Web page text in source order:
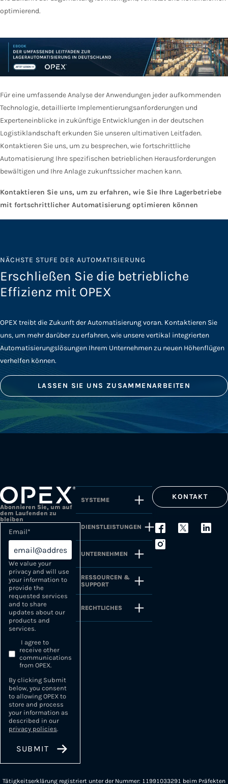
optimierend.
Für eine umfassende Analyse der Anwendungen jeder aufkommenden
Technologie, detaillierte Implementierungsanforderungen und
Experteneinblicke in zukünftige Entwicklungen in der deutschen
Logistiklandschaft erkunden Sie unseren ultimativen Leitfaden.
Kontaktieren Sie uns, um zu besprechen, wie fortschrittliche
Automatisierung Ihre spezifischen betrieblichen Herausforderungen
bewältigen und Ihre Anlage zukunftssicher machen kann.
Kontaktieren Sie uns, um zu erfahren, wie Sie Ihre Lagerbetriebe
mit fortschrittlicher Automatisierung optimieren können
NÄCHSTE STUFE DER AUTOMATISIERUNG
Erschließen Sie die betriebliche
Effizienz mit OPEX
OPEX treibt die Zukunft der Automatisierung voran. Kontaktieren Sie
uns, um mehr darüber zu erfahren, wie unsere vertikal integrierten
Automatisierungslösungen Ihrem Unternehmen zu neuen Höhenflügen
verhelfen können.
LASSEN SIE UNS ZUSAMMENARBEITEN
Abonnieren Sie, um auf
dem Laufenden zu
bleiben
Email*
We value your
privacy and will use
your information to
provide the
requested services
and to share
updates about our
products and
services.
I agree to
receive other
communications
from OPEX.
By clicking Submit
below, you consent
to allowing OPEX to
store and process
your information as
described in our
privacy policies.
SYSTEME
DIENSTLEISTUNGEN
UNTERNEHMEN
RESSOURCEN &
SUPPORT
RECHTLICHES
KONTAKT
Tätigkeitserklärung registriert unter der Nummer: 11991033291 beim Präfekten